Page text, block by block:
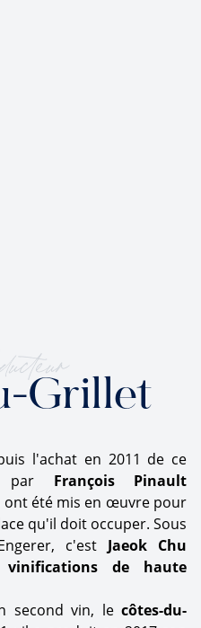
Grillet
l'achat en 2011 de ce
par François Pinault
ont été mis en œuvre pour
qu'il doit occuper. Sous
c'est Jaeok Chu
vinifications de haute
second vin, le côtes-du-